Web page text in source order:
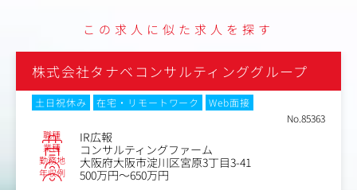
・TCG経営メソッドに基づく書籍原稿、セミナーテキスト
の執筆～リライト、編集
・コンサルタント（執筆者・監修者）への取材、インタビ
ューおよび構成案の作成
・生成AI等のツールを活用したコンテンツ作成の補助、効
率化
・制作スケジュールの管理/調整、および担当案件の進行
管理
・オウンドメディア（TCG REVIEW等）の記事編集、校
閲、品質管理
・原稿の校正校閲（素読み、事実確認、表記統一、論理構
この求人に似た求人を探す
株式会社タナベコンサルティンググループ
土日祝休み 在宅・リモートワーク
Web面接
No.85363
職種 IR広報
業種 コンサルティングファーム
勤務地 大阪府大阪市淀川区宮原3丁目3-41
年収例
500万円～650万円